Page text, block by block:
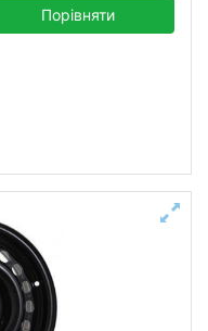
Порівняти